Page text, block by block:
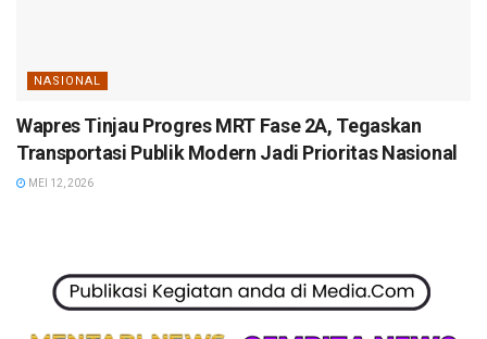
NASIONAL
Wapres Tinjau Progres MRT Fase 2A, Tegaskan
Transportasi Publik Modern Jadi Prioritas Nasional
MEI 12, 2026